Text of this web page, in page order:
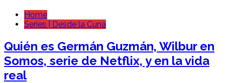
Home
Series | Desde la Cuna
Quién es Germán Guzmán, Wilbur en
Somos, serie de Netflix, y en la vida
real